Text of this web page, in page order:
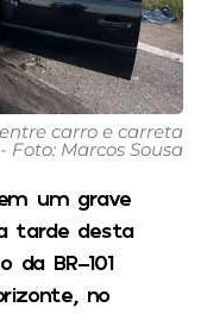
carro e carreta
Foto: Marcos Sousa
um grave
tarde desta
da BR-101
no